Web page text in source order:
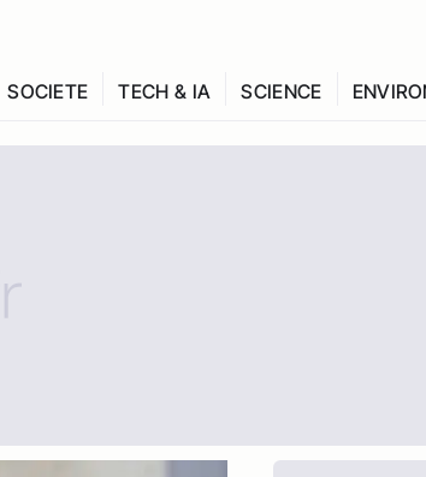
SOCIETE TECH & IA SCIENCE